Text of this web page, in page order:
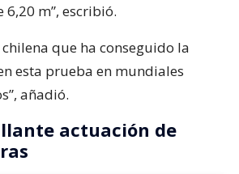
m”, escribió.
que ha conseguido la
esta prueba en mundiales
añadió.
actuación de